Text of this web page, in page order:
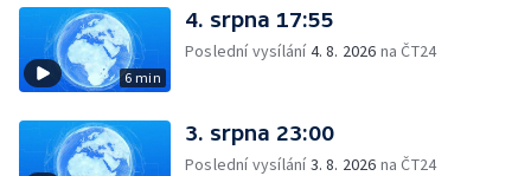
6 min
4. srpna 17:55
Poslední vysílání4. 8. 2026 na ČT24
3. srpna 23:00
Poslední vysílání3. 8. 2026 na ČT24